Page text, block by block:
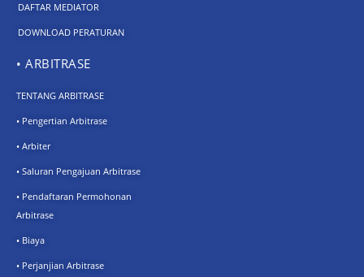
DAFTAR MEDIATOR
DOWNLOAD PERATURAN
• ARBITRASE
TENTANG ARBITRASE
• Pengertian Arbitrase
• Arbiter
• Saluran Pengajuan Arbitrase
• Pendaftaran Permohonan
Arbitrase
• Biaya
• Perjanjian Arbitrase